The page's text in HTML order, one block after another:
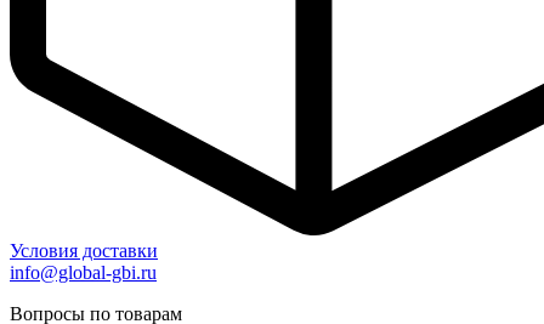
Условия доставки
info@global-gbi.ru
Вопросы по товарам